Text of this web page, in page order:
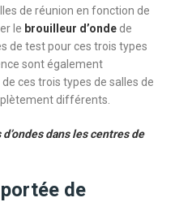
de réunion en fonction de
le brouilleur d’onde de
de test pour ces trois types
sont également
ces trois types de salles de
différents.
dans les centres de
de